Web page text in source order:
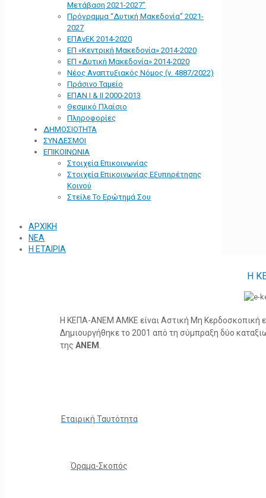
Μετάβαση 2021-2027”
Πρόγραμμα “Δυτική Μακεδονία” 2021-
2027
ΕΠΑνΕΚ 2014-2020
ΕΠ «Kεντρική Μακεδονία» 2014-2020
ΕΠ «Δυτική Μακεδονία» 2014-2020
Νέος Αναπτυξιακός Νόμος (ν. 4887/2022)
Πράσινο Ταμείο
ΕΠΑΝ Ι & ΙΙ 2000-2013
Θεσμικό Πλαίσιο
Πληροφορίες
ΔΗΜΟΣΙΟΤΗΤΑ
ΣΥΝΔΕΣΜΟΙ
ΕΠΙΚΟΙΝΩΝΙΑ
Στοιχεία Επικοινωνίας
Στοιχεία Επικοινωνίας Εξυπηρέτησης
Κοινού
Στείλε Το Ερώτημά Σου
ΑΡΧΙΚΗ
ΝΕΑ
Η ΕΤΑΙΡΙΑ
Η
Η ΚΕΠΑ-ΑΝΕΜ ΑΜΚΕ είναι Αστική Μη Κερδοσκοπική
Δημιουργήθηκε το 2001 από τη σύμπραξη δύο
της ΑΝΕΜ
Εταιρική Ταυτότητα
Όραμα-Σκοπός